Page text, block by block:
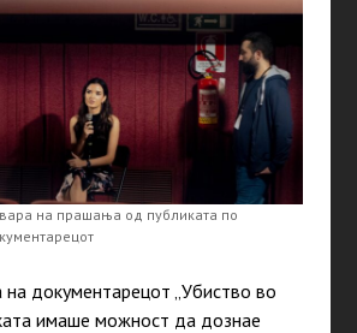
на прашања од публиката по
на документарецот „Убиство во
имаше можност да дознае